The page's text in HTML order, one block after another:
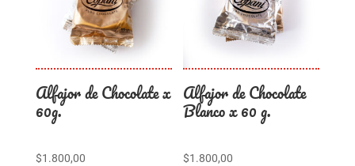
Alfajor de Chocolate x
60g.
$1.800,00
Alfajor de Chocolate
Blanco x 60 g.
$1.800,00